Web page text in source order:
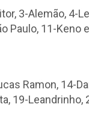
3-Alemão, 4-
Paulo, 11-Keno
Ramon, 14-
19-